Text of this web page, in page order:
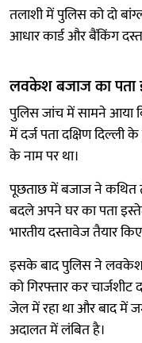
तलाशी में पुलिस को दो
आधार कार्ड और बैंकिंग
लवकेश बजाज का पता
पुलिस जांच में सामने आया
में दर्ज पता दक्षिण
के नाम पर था।
पूछताछ में बजाज ने कथित
बदले अपने घर का पता
भारतीय दस्तावेज तैयार
इसके बाद पुलिस ने लवकेश
को गिरफ्तार कर चार्जशीट
जेल में रहा था और बाद में
अदालत में लंबित है।